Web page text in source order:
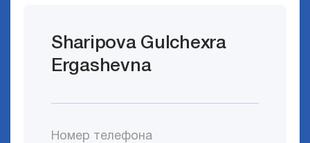
Sharipova Gulchexra
Ergashevna
Номер телефона